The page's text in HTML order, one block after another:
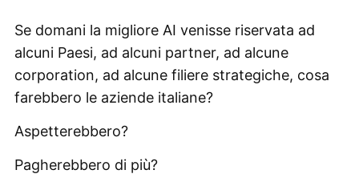
Se domani la migliore AI venisse riservata ad
alcuni Paesi, ad alcuni partner, ad alcune
corporation, ad alcune filiere strategiche, cosa
farebbero le aziende italiane?
Aspetterebbero?
Pagherebbero di più?